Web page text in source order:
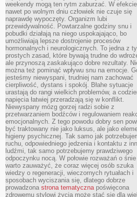
weekendy mogą ten rytm zaburzać. W efekcie
nawet po wolnym dniu człowiek nie czuje się
naprawdę wypoczęty. Organizm lubi
przewidywalność. Powtarzalne godziny snu i
pobudki działają na niego uspokajająco, bo
umożliwiają lepsze dostrojenie procesów
hormonalnych i neurologicznych. To jedna z
prostych zasad, które bywają trudne do
ale przynoszą zaskakująco dobre rezultaty.
można też pominąć wpływu snu na emocje.
jesteśmy niewyspani, trudniej nam zachować
cierpliwość, dystans i spokój. Błahe sytuacje
urastają do rangi wielkich problemów, a
napięcia łatwiej przeradzają się w konflikt.
Niewyspany mózg gorzej radzi sobie z
przetwarzaniem bodźców i regulowaniem
emocjonalnych. Z tego powodu dobry sen
być traktowany nie jako luksus, ale jako
higieny psychicznej. Tak samo jak
ruchu, odpowiedniego jedzenia i kontaktu z
ludźmi, tak samo potrzebujemy prawdziwego
odpoczynku nocą. W połowie rozważań o śnie
warto zauważyć, że coraz więcej osób szuka
wiedzy o regeneracji, wieczornych rytuałach i
sposobach wyciszania się, dlatego dobrze
prowadzona strona tematycznapoświęcona
zdrowemu stylowi życia może stać się dla